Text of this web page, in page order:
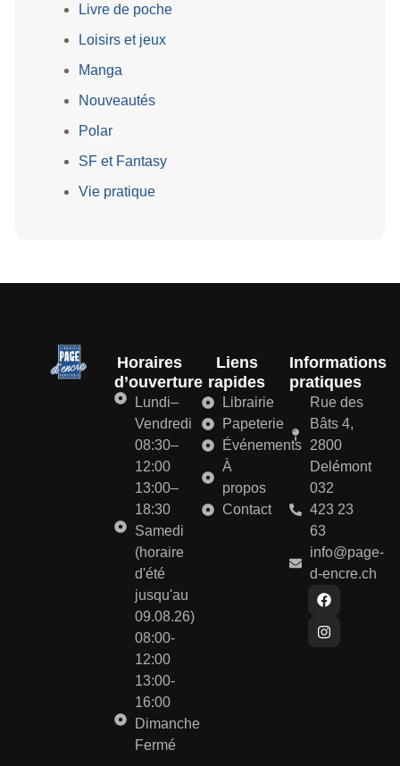
Livre de poche
Loisirs et jeux
Manga
Nouveautés
Polar
SF et Fantasy
Vie pratique
Horaires
d’ouverture
Lundi–
Vendredi
08:30–
12:00
13:00–
18:30
Samedi
(horaire
d'été
jusqu'au
09.08.26)
08:00-
12:00
13:00-
16:00
Dimanche
Fermé
Liens
rapides
Librairie
Papeterie
Événements
À
propos
Contact
Informations
pratiques
Rue des
Bâts 4,
2800
Delémont
032
423 23
63
info@page-
d-encre.ch